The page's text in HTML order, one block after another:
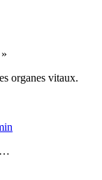
organes vitaux.